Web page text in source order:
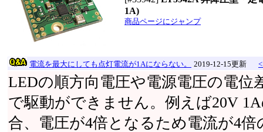
1A)
商品ページにジャンプ
電流を最大にしても点灯電流が1Aにならない。 2019-12-15更新
LEDの順方向電圧や電源電圧の電位
で駆動ができません。例えば20V
合、電圧が4倍となるため電流が4